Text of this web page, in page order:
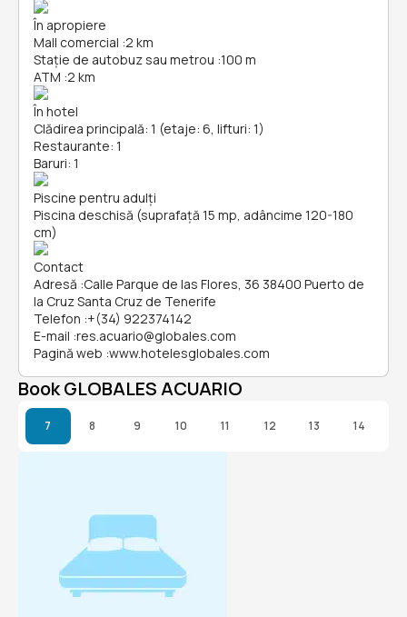
În apropiere
Mall comercial :2 km
Stație de autobuz sau metrou :100 m
ATM :2 km
În hotel
Clădirea principală: 1 (etaje: 6, lifturi: 1)
Restaurante: 1
Baruri: 1
Piscine pentru adulți
Piscina deschisă (suprafață 15 mp, adâncime 120-180
cm)
Contact
Adresă :Calle Parque de las Flores, 36 38400 Puerto de
la Cruz Santa Cruz de Tenerife
Telefon :+(34) 922374142
E-mail :res.acuario@globales.com
Pagină web :www.hotelesglobales.com
Book GLOBALES ACUARIO
7 8 9 10 11 12 13 14